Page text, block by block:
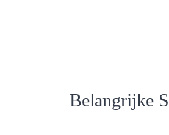
Belangrijke